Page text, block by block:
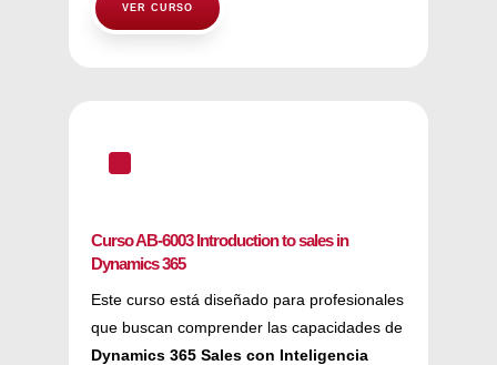
VER CURSO
^
Curso AB-6003 Introduction to sales in
Dynamics 365
Este curso está diseñado para profesionales
que buscan comprender las capacidades de
Dynamics 365 Sales con Inteligencia